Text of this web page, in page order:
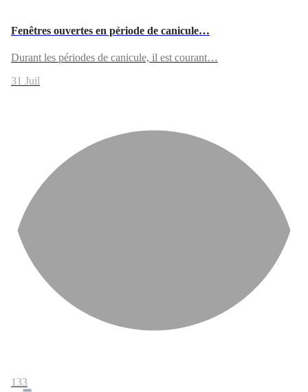
Fenêtres ouvertes en période de canicule…
Durant les périodes de canicule, il est courant…
31 Juil
133